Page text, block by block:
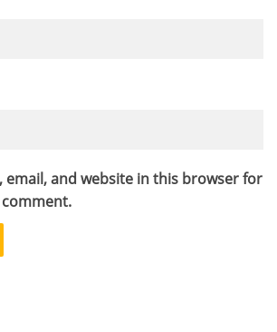
email, and website in this browser for